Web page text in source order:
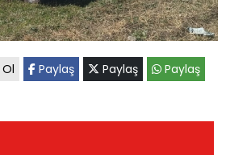
Paylaş Paylaş Paylaş